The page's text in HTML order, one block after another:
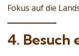
Fokus auf die
4. Besuch